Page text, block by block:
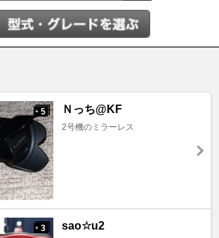
+ 5 Ｎっち@KF
2号機のミラーレス
+ 3 sao☆u2